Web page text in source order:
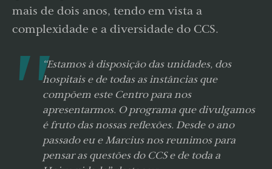
mais de dois anos, tendo em vista a
complexidade e a diversidade do CCS.
“Estamos à disposição das unidades, dos
hospitais e de todas as instâncias que
compõem este Centro para nos
apresentarmos. O programa que divulgamos
é fruto das nossas reflexões. Desde o ano
passado eu e Marcius nos reunimos para
pensar as questões do CCS e de toda a